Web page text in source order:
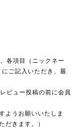
各項目（ニックネー
ご記入いただき、最
ビュー投稿の前に会員
ようお願いいたしま
だきます。）